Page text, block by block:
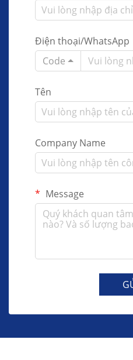
Điện thoại/WhatsApp
Code
Tên
Company Name
Message